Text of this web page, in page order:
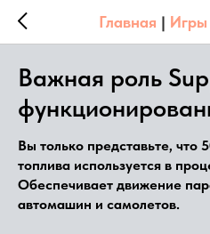
Главная | Игры
Важная роль
Вы только представьте, что
топлива используется в
Обеспечивает движение
автомашин и самолетов.